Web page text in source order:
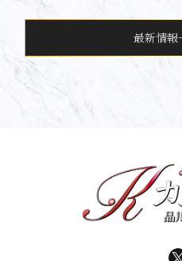
最新情報